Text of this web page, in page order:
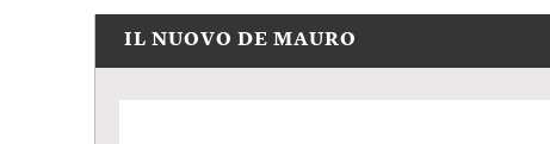
IL NUOVO DE MAURO